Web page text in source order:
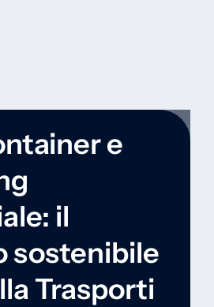
e
il
sostenibile
Trasporti